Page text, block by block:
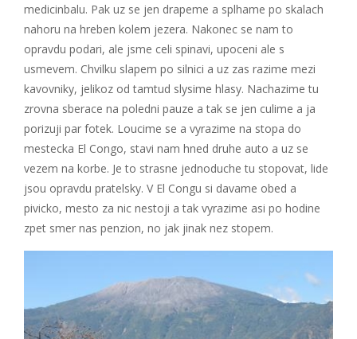
medicinbalu. Pak uz se jen drapeme a splhame po skalach
nahoru na hreben kolem jezera. Nakonec se nam to
opravdu podari, ale jsme celi spinavi, upoceni ale s
usmevem. Chvilku slapem po silnici a uz zas razime mezi
kavovniky, jelikoz od tamtud slysime hlasy. Nachazime tu
zrovna sberace na poledni pauze a tak se jen culime a ja
porizuji par fotek. Loucime se a vyrazime na stopa do
mestecka El Congo, stavi nam hned druhe auto a uz se
vezem na korbe. Je to strasne jednoduche tu stopovat, lide
jsou opravdu pratelsky. V El Congu si davame obed a
pivicko, mesto za nic nestoji a tak vyrazime asi po hodine
zpet smer nas penzion, no jak jinak nez stopem.